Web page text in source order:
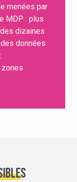
menées par
MDP : plus
dizaines
données
zones